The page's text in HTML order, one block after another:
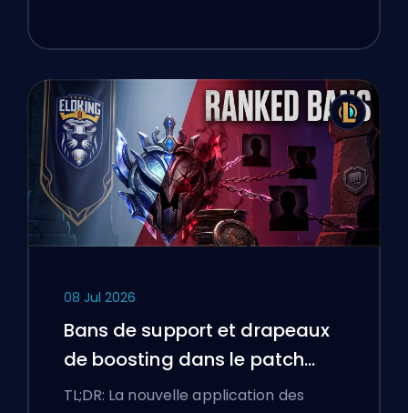
08 Jul 2026
Bans de support et drapeaux
de boosting dans le patch
25.18 de League of Legends
TL;DR: La nouvelle application des